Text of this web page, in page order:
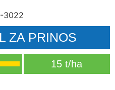
ZA PRINOS
15 t/ha